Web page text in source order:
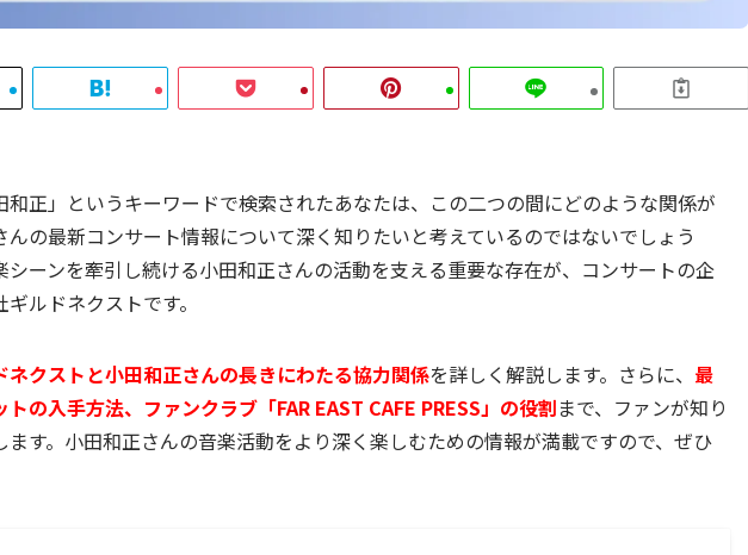
和正」というキーワードで検索されたあなたは、この二つの間にどのような関係が
の最新コンサート情報について深く知りたいと考えているのではないでしょう
ーンを牽引し続ける小田和正さんの活動を支える重要な存在が、コンサートの企
ルドネクストです。
ネクストと小田和正さんの長きにわたる協力関係を詳しく解説します。さらに、 最
の入手方法、ファンクラブ「FAR EAST CAFE PRESS」の役割まで、ファンが知り
す。小田和正さんの音楽活動をより深く楽しむための情報が満載ですので、ぜひ